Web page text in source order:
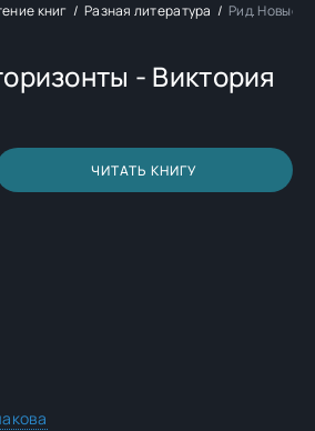
книг Разная литература Рид. Новые
- Виктория
ЧИТАТЬ КНИГУ